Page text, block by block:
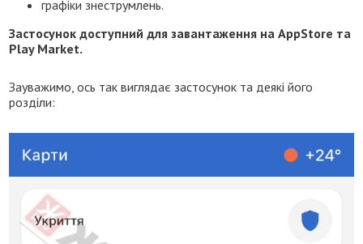
графіки знеструмлень.
Застосунок доступний для завантаження на AppStore та
Play Market.
Зауважимо, ось так виглядає застосунок та деякі його
розділи: